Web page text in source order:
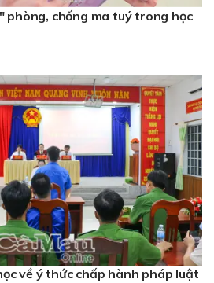
phòng, chống ma tuý trong học
về ý thức chấp hành pháp luật